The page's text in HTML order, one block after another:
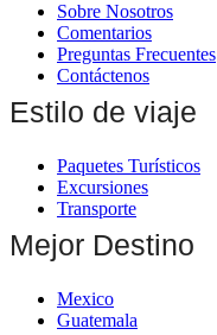
Sobre Nosotros
Comentarios
Preguntas Frecuentes
Contáctenos
Estilo de viaje
Paquetes Turísticos
Excursiones
Transporte
Mejor Destino
Mexico
Guatemala